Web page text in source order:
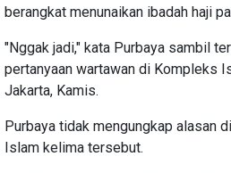
berangkat menunaikan ibadah haji
"Nggak jadi," kata Purbaya sambil
pertanyaan wartawan di Kompleks
Jakarta, Kamis.
Purbaya tidak mengungkap alasan
Islam kelima tersebut.